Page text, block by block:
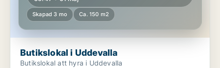
Skapad 3 mo Ca. 150 m2
Butikslokal i Uddevalla
Butikslokal att hyra i Uddevalla